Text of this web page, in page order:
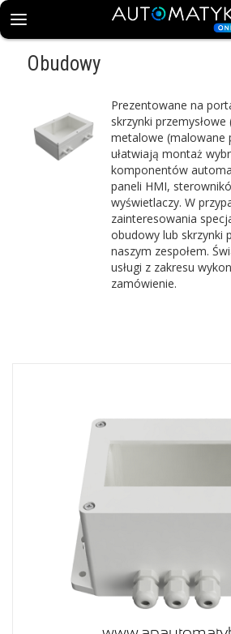
Obudowy
Prezentowane na
skrzynki
metalowe (malowane
ułatwiają montaż
komponentów
paneli HMI,
wyświetlaczy. W
zainteresowania
obudowy lub skrzynki
naszym zespołem.
usługi z zakresu
zamówienie.